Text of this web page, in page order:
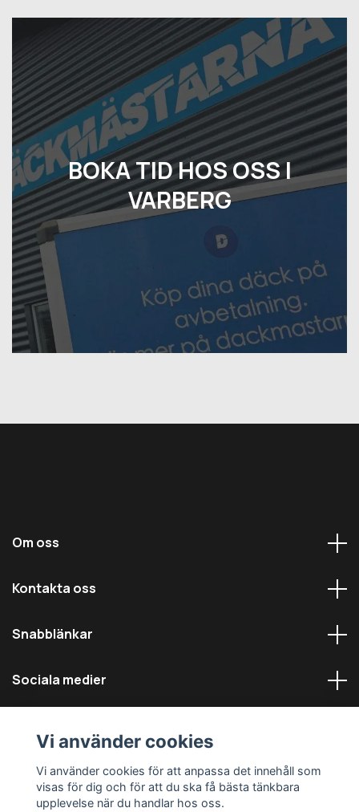
BOKA TID HOS OSS I
VARBERG
Om oss
Kontakta oss
Snabblänkar
Sociala medier
© 2026 Däckmästarna - Alla rättigheter reserverade
Vi använder cookies
Vi använder cookies för att anpassa det innehåll som
visas för dig och för att du ska få bästa tänkbara
upplevelse när du handlar hos oss.